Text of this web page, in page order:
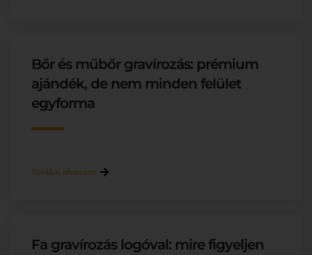
Bőr és műbőr gravírozás: prémium
ajándék, de nem minden felület
egyforma
Tovább olvasom
Fa gravírozás logóval: mire figyeljen